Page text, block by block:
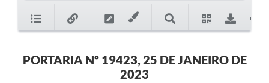
PORTARIA Nº 19423, 25 DE JANEIRO DE
2023